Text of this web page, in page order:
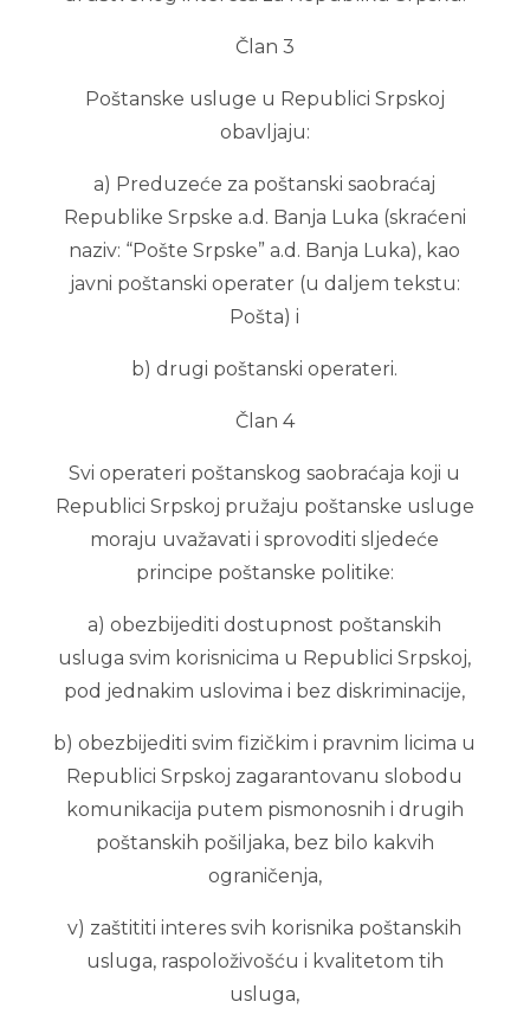
Član 3
Poštanske usluge u Republici Srpskoj
obavljaju:
a) Preduzeće za poštanski saobraćaj
Republike Srpske a.d. Banja Luka (skraćeni
naziv: “Pošte Srpske” a.d. Banja Luka), kao
javni poštanski operater (u daljem tekstu:
Pošta) i
b) drugi poštanski operateri.
Član 4
Svi operateri poštanskog saobraćaja koji u
Republici Srpskoj pružaju poštanske usluge
moraju uvažavati i sprovoditi sljedeće
principe poštanske politike:
a) obezbijediti dostupnost poštanskih
usluga svim korisnicima u Republici Srpskoj,
pod jednakim uslovima i bez diskriminacije,
b) obezbijediti svim fizičkim i pravnim licima u
Republici Srpskoj zagarantovanu slobodu
komunikacija putem pismonosnih i drugih
poštanskih pošiljaka, bez bilo kakvih
ograničenja,
v) zaštititi interes svih korisnika poštanskih
usluga, raspoloživošću i kvalitetom tih
usluga,